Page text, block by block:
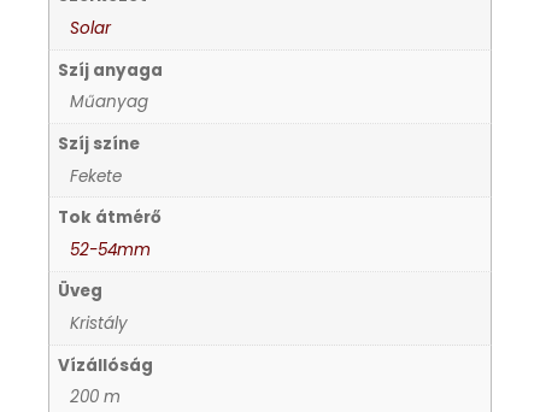
Solar
Szíj anyaga
Műanyag
Szíj színe
Fekete
Tok átmérő
52-54mm
Üveg
Kristály
Vízállóság
200 m
HOLLÓHÁZI PORCELÁN
ICE WATCH
KANDALLÓÓRÁK
KENNETH COLE
LORUS
LOTUS STYLE